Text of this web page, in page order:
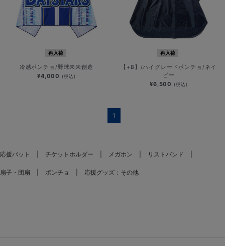
再入荷
冷感ポンチョ/野球未来創造
¥4,000 (税込)
再入荷
【+B】/ハイグレードポンチョ/ネイ
ビー
¥6,500 (税込)
1
応援バット チケットホルダー メガホン リストバンド
扇子・団扇 ポンチョ 応援グッズ：その他